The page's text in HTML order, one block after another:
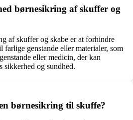
børnesikring af skuffer og
af skuffer og skabe er at forhindre
farlige genstande eller materialer, som
eller medicin, der kan
sikkerhed og sundhed.
børnesikring til skuffe?